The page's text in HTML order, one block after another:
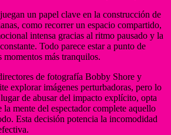
un papel clave en la construcción de
como recorrer un espacio compartido,
intensa gracias al ritmo pausado y la
Todo parece estar a punto de
más tranquilos.
de fotografía Bobby Shore y
explorar imágenes perturbadoras, pero lo
de abusar del impacto explícito, opta
la mente del espectador complete aquello
Esta decisión potencia la incomodidad